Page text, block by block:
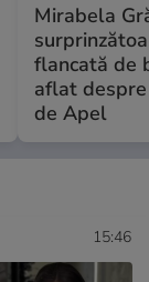
Mirabela
flancată de
aflat
de Apel
15:46